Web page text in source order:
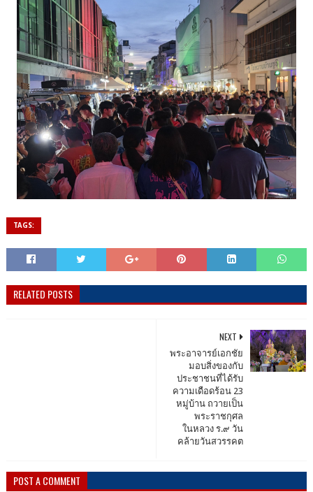
TAGS:
RELATED POSTS
NEXT
พระอาจารย์เอกชัย
มอบสิ่งของกับ
ประชาชนที่ได้รับ
ความเดือดร้อน 23
หมู่บ้าน ถวายเป็น
พระราชกุศล
ในหลวง ร.๙ วัน
คล้ายวันสวรรคต​
POST A COMMENT